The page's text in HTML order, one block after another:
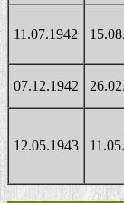
11.07.1942
07.12.1942
12.05.1943